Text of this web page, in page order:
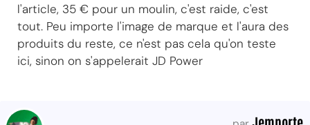
l'article, 35 € pour un moulin, c'est raide, c'est
tout. Peu importe l'image de marque et l'aura des
produits du reste, ce n'est pas cela qu'on teste
ici, sinon on s'appelerait JD Power